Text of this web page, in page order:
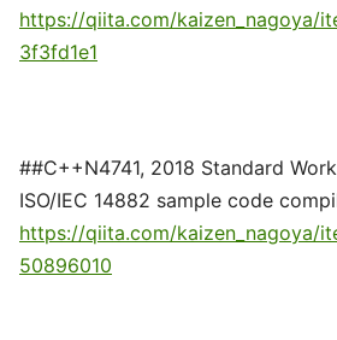
https://qiita.com/kaizen_nagoya/
3f3fd1e1
##C++N4741, 2018 Standard
ISO/IEC 14882 sample code
https://qiita.com/kaizen_nagoya/
50896010